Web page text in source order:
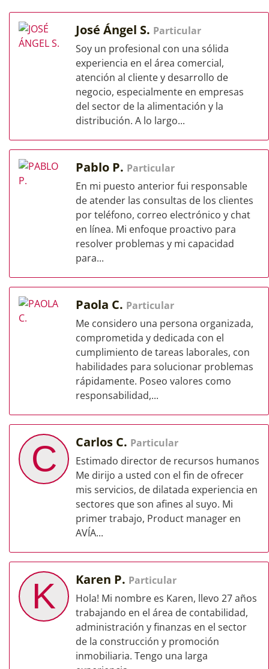
José Ángel S. Particular
Soy un profesional con una sólida
experiencia en el área comercial,
atención al cliente y desarrollo de
negocio, especialmente en empresas
del sector de la alimentación y la
distribución. A lo largo...
Pablo P. Particular
En mi puesto anterior fui responsable
de atender las consultas de los clientes
por teléfono, correo electrónico y chat
en línea. Mi enfoque proactivo para
resolver problemas y mi capacidad
para...
Paola C. Particular
Me considero una persona organizada,
comprometida y dedicada con el
cumplimiento de tareas laborales, con
habilidades para solucionar problemas
rápidamente. Poseo valores como
responsabilidad,...
C Carlos C. Particular
Estimado director de recursos humanos
Me dirijo a usted con el fin de ofrecer
mis servicios, de dilatada experiencia en
sectores que son afines al suyo. Mi
primer trabajo, Product manager en
AVÍA...
K Karen P. Particular
Hola! Mi nombre es Karen, llevo 27 años
trabajando en el área de contabilidad,
administración y finanzas en el sector
de la construcción y promoción
inmobiliaria. Tengo una larga